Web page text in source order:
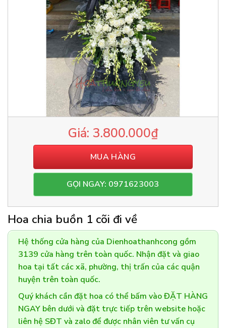
3.800.000₫
MUA HÀNG
GỌI NGAY: 0971623003
Hoa chia buồn 1 cõi đi về
Hệ thống cửa hàng của Dienhoathanhcong gồm
3139 cửa hàng trên toàn quốc. Nhận đặt và giao
hoa tại tất các xã, phường, thị trấn của các quận
huyện trên toàn quốc.
Quý khách cần đặt hoa có thể bấm vào ĐẶT HÀNG
NGAY bên dưới và đặt trực tiếp trên website hoặc
liên hệ SĐT và zalo để được nhân viên tư vấn cụ